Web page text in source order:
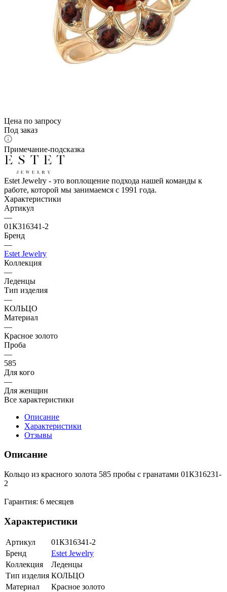
Цена по запросу
Под заказ
Примечание-подсказка
Estet Jewelry - это воплощение подхода нашей команды к
работе, которой мы занимаемся с 1991 года.
Характеристики
Артикул
—
01К316341-2
Бренд
—
Estet Jewelry
Коллекция
—
Леденцы
Тип изделия
—
КОЛЬЦО
Материал
—
Красное золото
Проба
—
585
Для кого
—
Для женщин
Все характеристики
Описание
Характеристики
Отзывы
Описание
Кольцо из красного золота 585 пробы с гранатами 01К316231-
2
Гарантия: 6 месяцев
Характеристики
Артикул
01К316341-2
Бренд
Estet Jewelry
Коллекция
Леденцы
Тип изделия КОЛЬЦО
Материал
Красное золото